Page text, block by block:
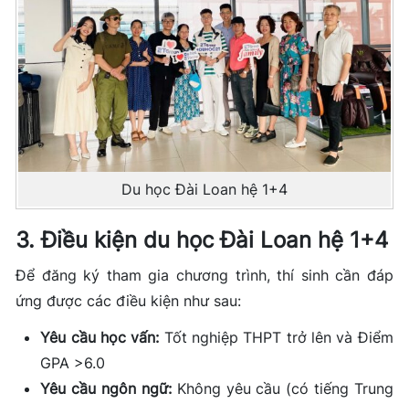
Du học Đài Loan hệ 1+4
3. Điều kiện du học Đài Loan hệ 1+4
Để đăng ký tham gia chương trình, thí sinh cần đáp
ứng được các điều kiện như sau:
Yêu cầu học vấn: Tốt nghiệp THPT trở lên và Điểm
GPA >6.0
Yêu cầu ngôn ngữ:Không yêu cầu (có tiếng Trung